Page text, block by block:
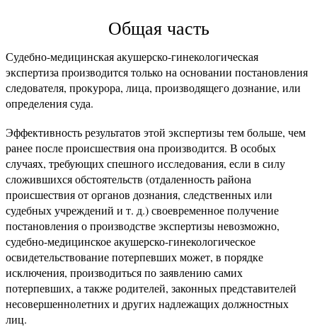
Общая часть
Судебно-медицинская акушерско-гинекологическая
экспертиза производится только на основании постановления
следователя, прокурора, лица, производящего дознание, или
определения суда.
Эффективность результатов этой экспертизы тем больше, чем
ранее после происшествия она производится. В особых
случаях, требующих спешного исследования, если в силу
сложившихся обстоятельств (отдаленность района
происшествия от органов дознания, следственных или
судебных учреждений и т. д.) своевременное получение
постановления о производстве экспертизы невозможно,
судебно-медицинское акушерско-гинекологическое
освидетельствование потерпевших может, в порядке
исключения, производиться по заявлению самих
потерпевших, а также родителей, законных представителей
несовершеннолетних и других надлежащих должностных
лиц.